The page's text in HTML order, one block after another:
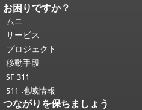
ページコンテンツの終わり。
ジの残りの部分はすべてのページで繰
り返されます。
頭に戻る。
お困りですか？
ムニ
サービス
プロジェクト
移動手段
SF 311
511 地域情報
つながりを保ちましょう